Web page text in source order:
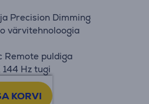
Precision Dimming
värvitehnoloogia
Remote puldiga
144 Hz tugi
KORVI